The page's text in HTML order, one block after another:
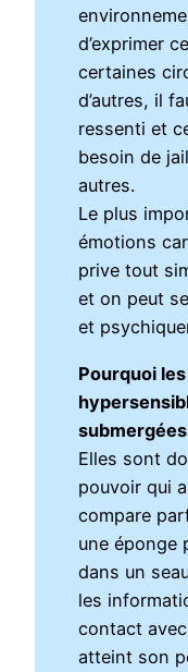
d’exprimer
certaines
d’autres, il
ressenti et
besoin de
autres.
Le plus
émotions
prive tout
et on peut
et
Pourquoi
Elles sont
pouvoir qui
compare
une éponge
dans un
les
contact
atteint son